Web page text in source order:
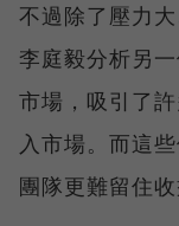
不過除了壓力
李庭毅分析另
市場，吸引了
入市場。而這
團隊更難留住收